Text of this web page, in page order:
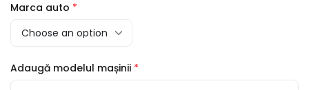
Marca auto *
Adaugă modelul mașinii *